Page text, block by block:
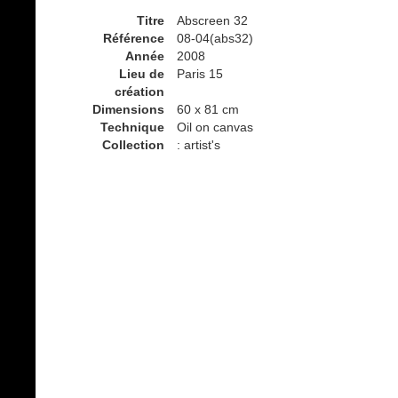
Titre
Abscreen 32
Référence
08-04(abs32)
Année
2008
Lieu de
création
Paris 15
Dimensions
60 x 81 cm
Technique
Oil on canvas
Collection
: artist's